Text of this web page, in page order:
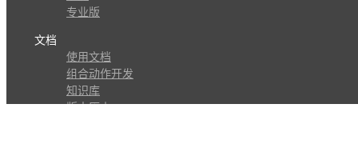
专业版
文档
使用文档
组合动作开发
知识库